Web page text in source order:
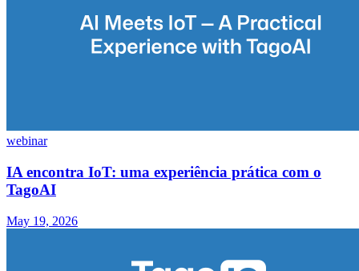
webinar
IA encontra IoT: uma experiência prática com o
TagoAI
May 19, 2026